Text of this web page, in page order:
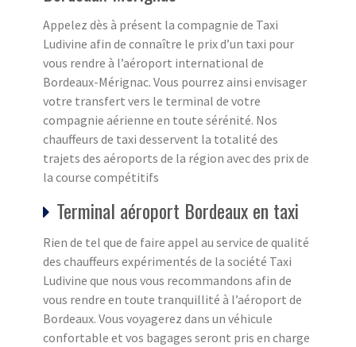
Appelez dès à présent la compagnie de Taxi
Ludivine afin de connaître le prix d’un taxi pour
vous rendre à l’aéroport international de
Bordeaux-Mérignac. Vous pourrez ainsi envisager
votre transfert vers le terminal de votre
compagnie aérienne en toute sérénité. Nos
chauffeurs de taxi desservent la totalité des
trajets des aéroports de la région avec des prix de
la course compétitifs
Terminal aéroport Bordeaux en taxi
Rien de tel que de faire appel au service de qualité
des chauffeurs expérimentés de la société Taxi
Ludivine que nous vous recommandons afin de
vous rendre en toute tranquillité à l’aéroport de
Bordeaux. Vous voyagerez dans un véhicule
confortable et vos bagages seront pris en charge